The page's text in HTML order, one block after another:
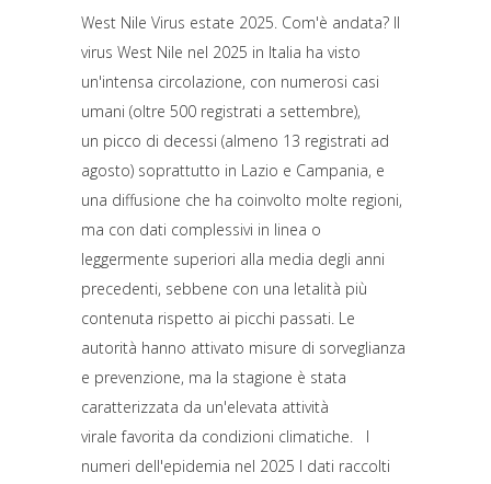
West Nile Virus estate 2025. Com'è andata? Il
virus West Nile nel 2025 in Italia ha visto
un'intensa circolazione, con numerosi casi
umani (oltre 500 registrati a settembre),
un picco di decessi (almeno 13 registrati ad
agosto) soprattutto in Lazio e Campania, e
una diffusione che ha coinvolto molte regioni,
ma con dati complessivi in linea o
leggermente superiori alla media degli anni
precedenti, sebbene con una letalità più
contenuta rispetto ai picchi passati. Le
autorità hanno attivato misure di sorveglianza
e prevenzione, ma la stagione è stata
caratterizzata da un'elevata attività
virale favorita da condizioni climatiche. I
numeri dell'epidemia nel 2025 I dati raccolti